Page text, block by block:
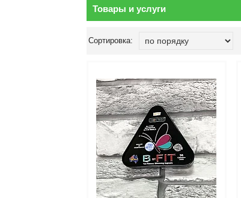
Товары и услуги